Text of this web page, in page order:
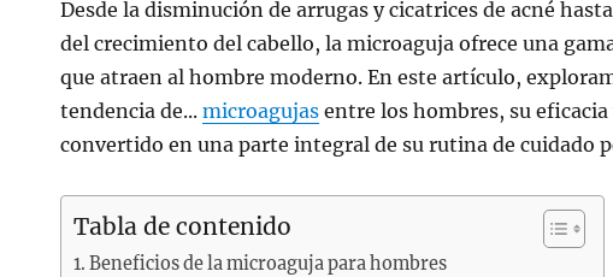
Desde la disminución de arrugas y cicatrices de acné
del crecimiento del cabello, la microaguja ofrece una
que atraen al hombre moderno. En este artículo,
tendencia de... microagujasentre los hombres, su eficacia
convertido en una parte integral de su rutina de cuidado
Tabla de contenido
Beneficios de la microaguja para hombres